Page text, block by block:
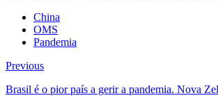
China
OMS
Pandemia
Previous
Brasil é o pior país a gerir a pandemia. Nova